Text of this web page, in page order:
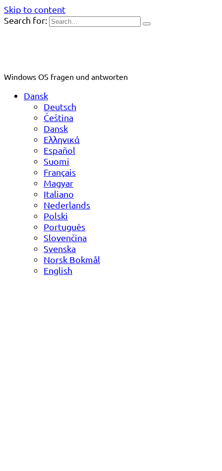
Skip to content
Search for:
Windows OS fragen und antworten
Dansk
Deutsch
Čeština
Dansk
Ελληνικά
Español
Suomi
Français
Magyar
Italiano
Nederlands
Polski
Português
Slovenčina
Svenska
Norsk Bokmål
English